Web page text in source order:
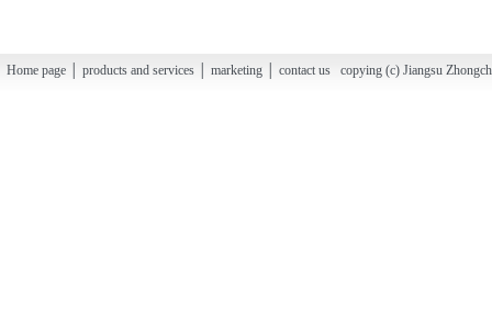
Home page │ products and services │ marketing │ contact us copying (c) Jiangsu